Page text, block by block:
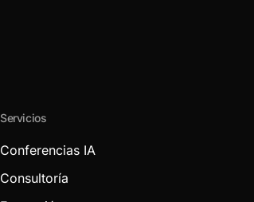
Servicios
Conferencias IA
Consultoría